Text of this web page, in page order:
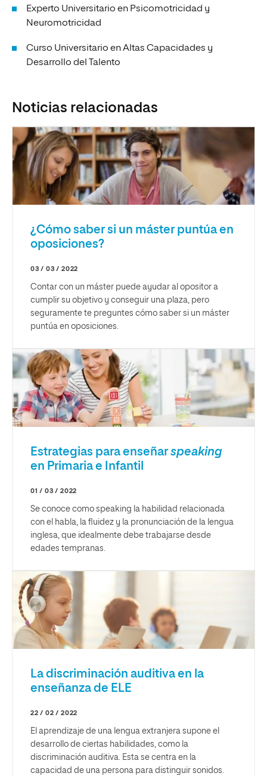
Experto Universitario en Psicomotricidad y
Neuromotricidad
Curso Universitario en Altas Capacidades y
Desarrollo del Talento
Noticias relacionadas
¿Cómo saber si un máster puntúa en
oposiciones?
03 / 03 / 2022
Contar con un máster puede ayudar al opositor a
cumplir su objetivo y conseguir una plaza, pero
seguramente te preguntes cómo saber si un máster
puntúa en oposiciones.
Estrategias para enseñarspeaking
en Primaria e Infantil
01 / 03 / 2022
Se conoce como speaking la habilidad relacionada
con el habla, la fluidez y la pronunciación de la lengua
inglesa, que idealmente debe trabajarse desde
edades tempranas.
La discriminación auditiva en la
enseñanza de ELE
22 / 02 / 2022
El aprendizaje de una lengua extranjera supone el
desarrollo de ciertas habilidades, como la
discriminación auditiva. Esta se centra en la
capacidad de una persona para distinguir sonidos.